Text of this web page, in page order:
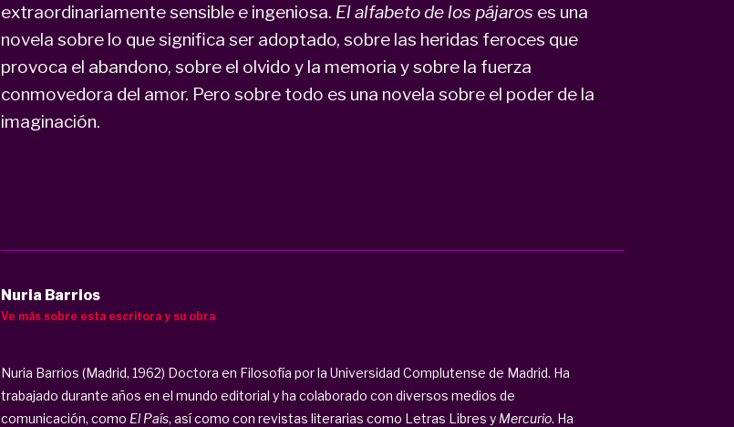
extraordinariamente sensible e ingeniosa. El alfabeto de los pájaros es una
novela sobre lo que significa ser adoptado, sobre las heridas feroces que
provoca el abandono, sobre el olvido y la memoria y sobre la fuerza
conmovedora del amor. Pero sobre todo es una novela sobre el poder de la
imaginación.
Nuria Barrios
Ve más sobre esta escritora y su obra
Nuria Barrios (Madrid, 1962) Doctora en Filosofía por la Universidad Complutense de Madrid. Ha
trabajado durante años en el mundo editorial y ha colaborado con diversos medios de
comunicación, como El País, así como con revistas literarias como Letras Libres y Mercurio. Ha